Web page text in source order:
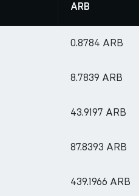
ARB
0.8784 ARB
8.7839 ARB
43.9197 ARB
87.8393 ARB
439.1966 ARB